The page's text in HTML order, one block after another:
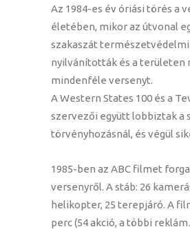
Az 1984-es év óriási törés a
életében, mikor az útvonal
szakaszát
nyilvánították és a
mindenféle versenyt.
A Western States 100 és a
szervezői együtt lobbiztak a
törvényhozásnál, és végül
1985-ben az ABC filmet
versenyről. A stáb: 26
helikopter, 25 terepjáró. A
perc (54 akció, a többi